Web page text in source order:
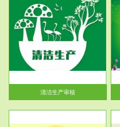
清洁生产审核
服务范围
安全评价
安全评价安全评价目的是查找、
分析和预测工程、系统、生产经
营活...